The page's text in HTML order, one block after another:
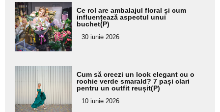
Adaugă
aici textul
pentru
subtitlu
Ce rol are ambalajul floral și cum
influențează aspectul unui
buchet(P)
30 iunie 2026
Adaugă
aici textul
pentru
subtitlu
Cum să creezi un look elegant cu o
rochie verde smarald? 7 pași clari
pentru un outfit reușit(P)
10 iunie 2026